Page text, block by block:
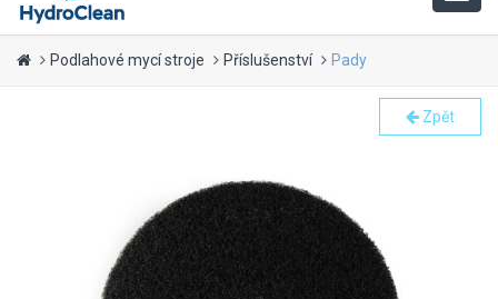
Podlahové mycí stroje Příslušenství Pady
Zpět